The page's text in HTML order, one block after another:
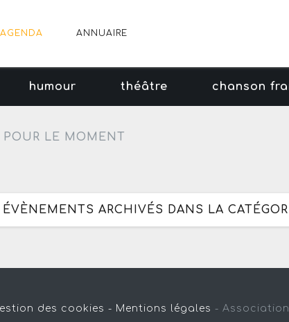
AGENDA ANNUAIRE
humour théâtre chanson
LE MOMENT
ARCHIVÉS DANS LA
des cookies - Mentions légales -